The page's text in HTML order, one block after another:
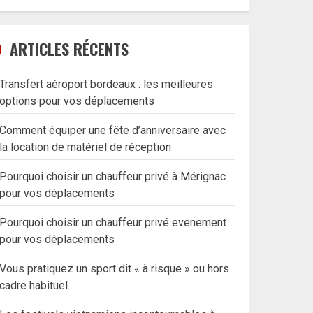
ARTICLES RÉCENTS
Transfert aéroport bordeaux : les meilleures
options pour vos déplacements
Comment équiper une fête d’anniversaire avec
la location de matériel de réception
Pourquoi choisir un chauffeur privé à Mérignac
pour vos déplacements
Pourquoi choisir un chauffeur privé evenement
pour vos déplacements
Vous pratiquez un sport dit « à risque » ou hors
cadre habituel.